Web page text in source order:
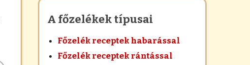
A főzelékek típusai
Főzelék receptek habarással
Főzelék receptek rántással